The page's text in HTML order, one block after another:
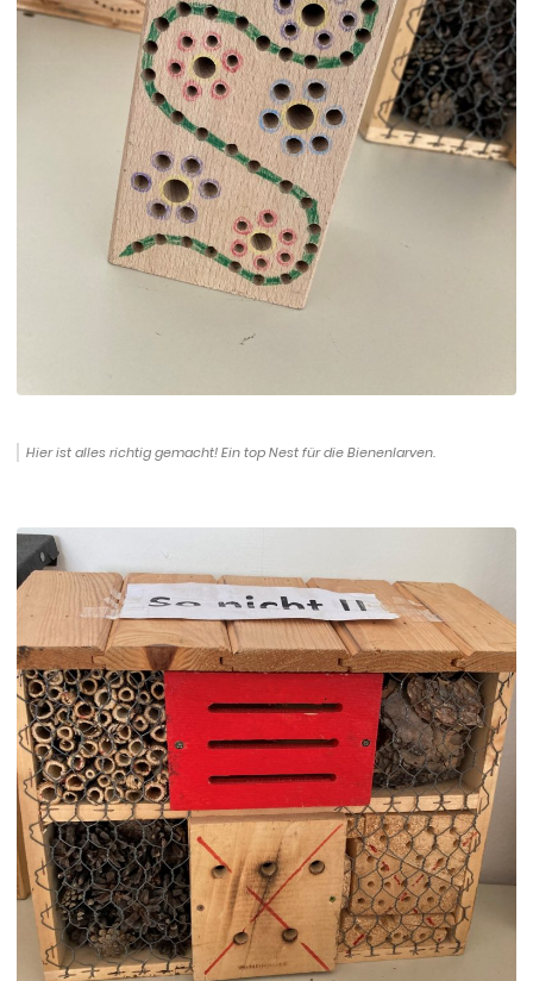
Hier ist alles richtig gemacht! Ein top Nest für die Bienenlarven.